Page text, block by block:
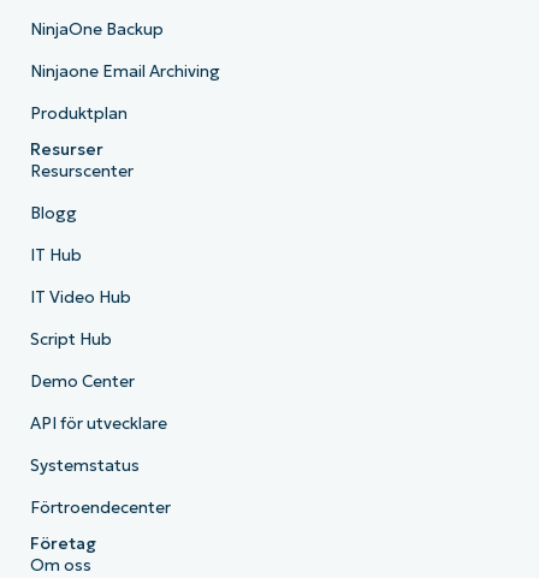
NinjaOne Backup
Ninjaone Email Archiving
Produktplan
Resurser
Resurscenter
Blogg
IT Hub
IT Video Hub
Script Hub
Demo Center
API för utvecklare
Systemstatus
Förtroendecenter
Företag
Om oss